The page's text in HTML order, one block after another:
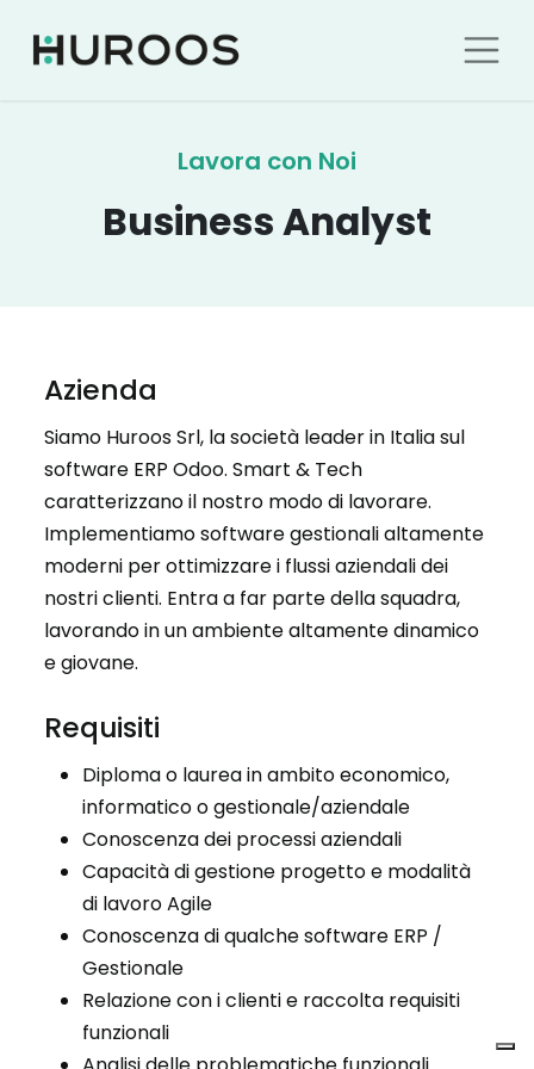
Lavora con Noi
Business Analyst
Azienda
Siamo Huroos Srl, la società leader in Italia sul
software ERP Odoo. Smart & Tech
caratterizzano il nostro modo di lavorare.
Implementiamo software gestionali altamente
moderni per ottimizzare i flussi aziendali dei
nostri clienti. Entra a far parte della squadra,
lavorando in un ambiente altamente dinamico
e giovane.
Requisiti
Diploma o laurea in ambito economico,
informatico o gestionale/aziendale
Conoscenza dei processi aziendali
Capacità di gestione progetto e modalità
di lavoro Agile
Conoscenza di qualche software ERP /
Gestionale
Relazione con i clienti e raccolta requisiti
funzionali